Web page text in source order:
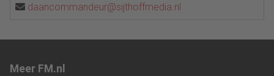
daancommandeur@sijthoffmedia.nl
Meer FM.nl